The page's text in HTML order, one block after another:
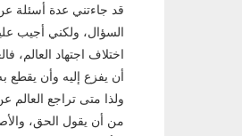
قد جاءتني عدة أسئلة عن
السؤال، ولكني أجيب
اختلاف اجتهاد
أن يفزع إليه وأن يقطع
ولذا متى تراجع العالم
من أن يقول الحق،